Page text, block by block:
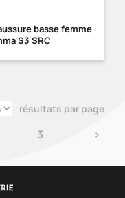
basse femme
S3 SRC
résultats par page
3 ›